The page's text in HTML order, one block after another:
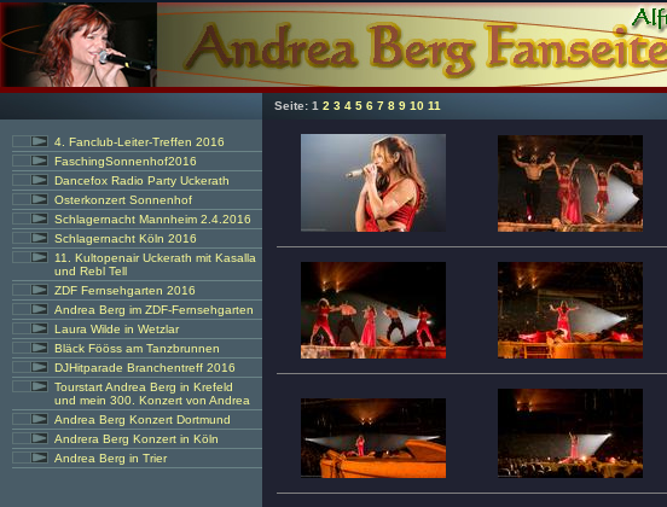
Seite: 1 2 3 4 5 6 7 8 9 10 11
4. Fanclub-Leiter-Treffen 2016
FaschingSonnenhof2016
Dancefox Radio Party Uckerath
Osterkonzert Sonnenhof
Schlagernacht Mannheim 2.4.2016
Schlagernacht Köln 2016
11. Kultopenair Uckerath mit Kasalla
und Rebl Tell
ZDF Fernsehgarten 2016
Andrea Berg im ZDF-Fernsehgarten
Laura Wilde in Wetzlar
Bläck Fööss am Tanzbrunnen
DJHitparade Branchentreff 2016
Tourstart Andrea Berg in Krefeld
und mein 300. Konzert von Andrea
Andrea Berg Konzert Dortmund
Andrera Berg Konzert in Köln
Andrea Berg in Trier